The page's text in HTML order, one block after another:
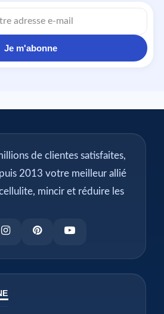
Je m'abonne
de clientes satisfaites,
2013 votre meilleur allié
mincir et réduire les